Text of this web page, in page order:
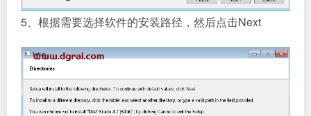
5、根据需要选择软件的安装路径，然后点击Next